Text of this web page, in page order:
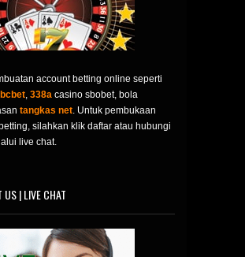
account betting online seperti
, 338a casino sbobet, bola
tangkas net. Untuk pembukaan
silahkan klik daftar atau hubungi
live chat.
US | LIVE CHAT